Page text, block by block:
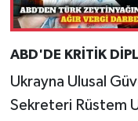
ABD'DE KRİTİK
Ukrayna Ulusal
Sekreteri Rüstem